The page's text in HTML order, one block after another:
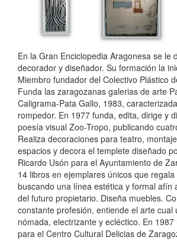
En la Gran Enciclopedia Aragonesa se le
decorador y diseñador. Su formación la
Miembro fundador del Colectivo Plástico
Funda las zaragozanas galerias de arte
Caligrama-Pata Gallo, 1983,
rompedor. En 1977 funda, edita, dirige y
poesía visual Zoo-Tropo, publicando
Realiza decoraciones para teatro,
espacios y decora el templete diseñado
Ricardo Usón para el Ayuntamiento de
14 libros en ejemplares únicos que
buscando una línea estética y formal afín
del futuro propietario. Diseña muebles.
constante profesión, entiende el arte cual
nómada, electrizante y ecléctico. En
para el Centro Cultural Delicias de